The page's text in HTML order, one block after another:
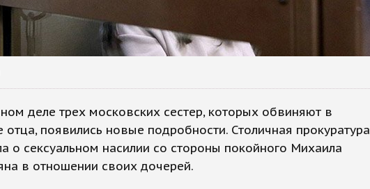
деле трех московских сестер, которых обвиняют в
отца, появились новые подробности. Столичная прокуратура
о сексуальном насилии со стороны покойного Михаила
в отношении своих дочерей.